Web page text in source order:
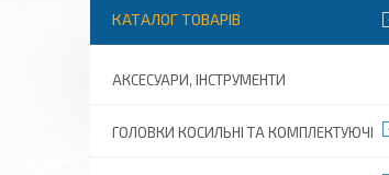
КАТАЛОГ ТОВАРІВ
АКСЕСУАРИ, ІНСТРУМЕНТИ
ГОЛОВКИ КОСИЛЬНІ ТА КОМПЛЕКТУЮЧІ